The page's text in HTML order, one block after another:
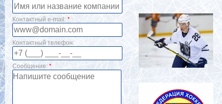
Контактный e-mail: *
Контактный телефон:
Сообщение: *